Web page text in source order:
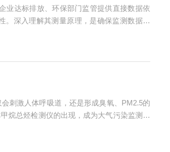
业达标排放、环保部门监管提供直接数据依
。深入理解其测量原理，是确保监测数据准
刺激人体呼吸道，还是形成臭氧、PM2.5的
烷总烃检测仪的出现，成为大气污染监测的